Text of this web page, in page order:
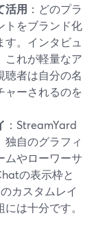
活用 ：どのプラ
トをブランド化
。インタビュ
これが軽量なア
聴者は自分の名
ャーされるのを
：StreamYard
独自のグラフィ
ムやローワーサ
の表示枠と
カスタムレイ
は十分です。